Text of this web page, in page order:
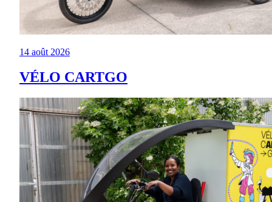
14 août 2026
VÉLO CARTGO